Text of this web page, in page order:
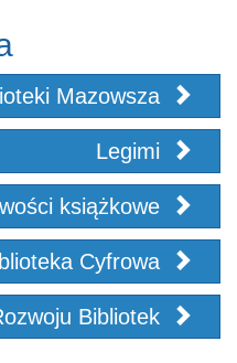
Mazowsza
Legimi
książkowe
Cyfrowa
Bibliotek